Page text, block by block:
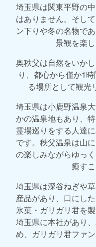
埼玉県は関東平野の
はありません。そし
ン下りや冬の名物で
景観を楽
奥秩父は自然をいか
り、都心から僅か1
る場所として観光
埼玉県は小鹿野温泉
かの温泉地もあり、
霊場巡りをする人達
です。秩父温泉は山
の楽しみながらゆっ
癒す
埼玉県は深谷ねぎや
産品があり、口にし
氷菓・ガリガリ君を
埼玉県に本社があり
め、ガリガリ君ファ